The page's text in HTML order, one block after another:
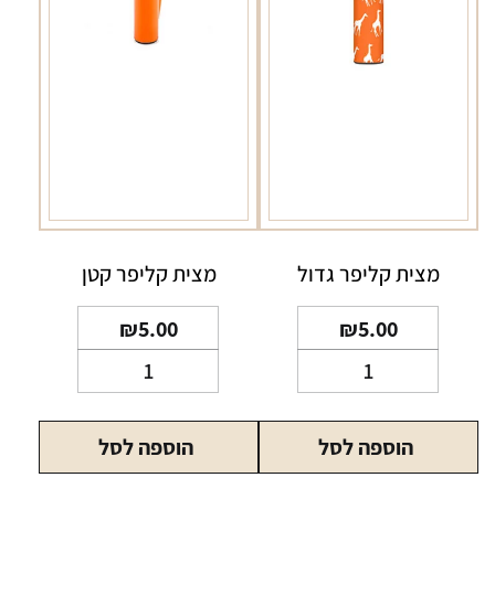
מצית קליפר גדול
₪5.00
של
מצית
קליפר
הוספה לסל
מצית קליפר קטן
₪5.00
של
מצית
קליפר
הוספה לסל